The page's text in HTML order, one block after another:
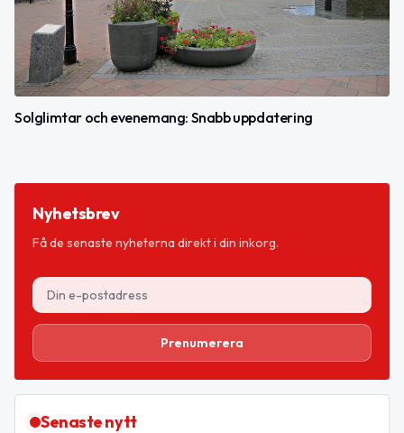
Solglimtar och evenemang: Snabb uppdatering
Nyhetsbrev
Få de senaste nyheterna direkt i din inkorg.
Prenumerera
Senaste nytt